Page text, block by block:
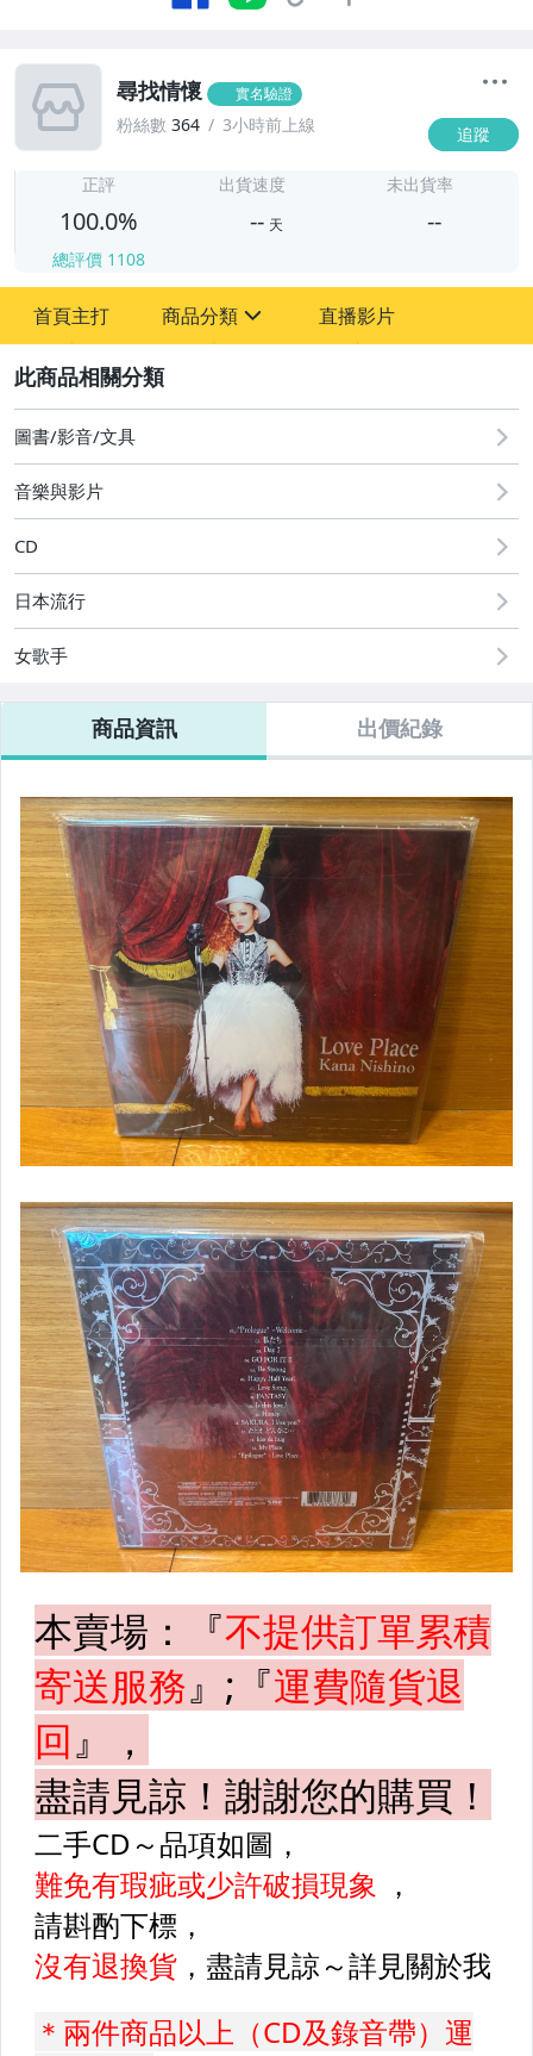
尋找情懷 實名驗證
粉絲數 364 3小時前上線 追蹤
正評
100.0%
總評價 1108
出貨速度
-- 天
未出貨率
--
首頁主打 商品分類
圖書/影音/文具
偶像、球員卡與郵幣
直播影片
圖書/影音/文具
音樂與影片
CD
日本流行
女歌手
商品資訊 出價紀錄